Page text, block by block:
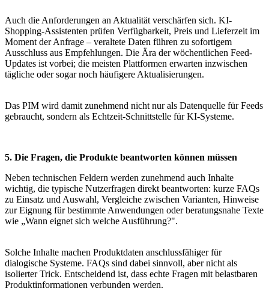
Auch die Anforderungen an Aktualität verschärfen sich. KI-
Shopping-Assistenten prüfen Verfügbarkeit, Preis und Lieferzeit im
Moment der Anfrage – veraltete Daten führen zu sofortigem
Ausschluss aus Empfehlungen. Die Ära der wöchentlichen Feed-
Updates ist vorbei; die meisten Plattformen erwarten inzwischen
tägliche oder sogar noch häufigere Aktualisierungen.
Das PIM wird damit zunehmend nicht nur als Datenquelle für Feeds
gebraucht, sondern als Echtzeit-Schnittstelle für KI-Systeme.
5. Die Fragen, die Produkte beantworten können müssen
Neben technischen Feldern werden zunehmend auch Inhalte
wichtig, die typische Nutzerfragen direkt beantworten: kurze FAQs
zu Einsatz und Auswahl, Vergleiche zwischen Varianten, Hinweise
zur Eignung für bestimmte Anwendungen oder beratungsnahe Texte
wie „Wann eignet sich welche Ausführung?".
Solche Inhalte machen Produktdaten anschlussfähiger für
dialogische Systeme. FAQs sind dabei sinnvoll, aber nicht als
isolierter Trick. Entscheidend ist, dass echte Fragen mit belastbaren
Produktinformationen verbunden werden.